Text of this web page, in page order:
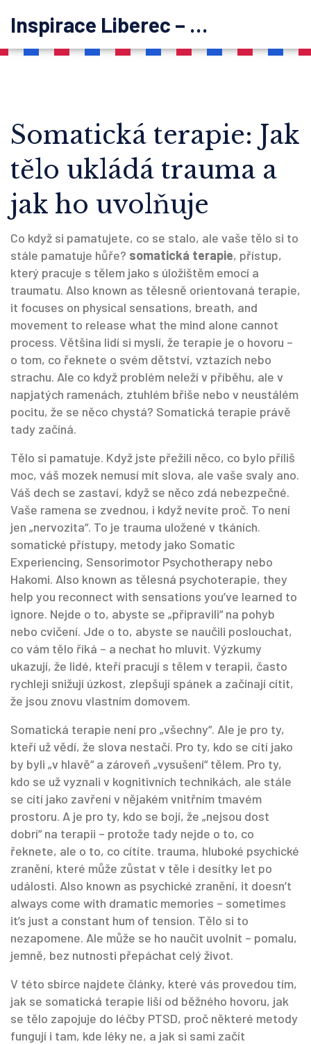
Inspirace Liberec – psychoterapie
Somatická terapie: Jak
tělo ukládá trauma a
jak ho uvolňuje
Co když si pamatujete, co se stalo, ale vaše tělo si to
stále pamatuje hůře? somatická terapie, přístup,
který pracuje s tělem jako s úložištěm emocí a
traumatu. Also known as tělesně orientovaná terapie,
it focuses on physical sensations, breath, and
movement to release what the mind alone cannot
process. Většina lidí si myslí, že terapie je o hovoru –
o tom, co řeknete o svém dětství, vztazích nebo
strachu. Ale co když problém neleží v příběhu, ale v
napjatých ramenách, ztuhlém břiše nebo v neustálém
pocitu, že se něco chystá? Somatická terapie právě
tady začíná.
Tělo si pamatuje. Když jste přežili něco, co bylo příliš
moc, váš mozek nemusí mít slova, ale vaše svaly ano.
Váš dech se zastaví, když se něco zdá nebezpečné.
Vaše ramena se zvednou, i když nevíte proč. To není
jen „nervozita“. To je trauma uložené v tkáních.
somatické přístupy, metody jako Somatic
Experiencing, Sensorimotor Psychotherapy nebo
Hakomi. Also known as tělesná psychoterapie, they
help you reconnect with sensations you’ve learned to
ignore. Nejde o to, abyste se „připravili“ na pohyb
nebo cvičení. Jde o to, abyste se naučili poslouchat,
co vám tělo říká – a nechat ho mluvit. Výzkumy
ukazují, že lidé, kteří pracují s tělem v terapii, často
rychleji snižují úzkost, zlepšují spánek a začínají cítit,
že jsou znovu vlastním domovem.
Somatická terapie není pro „všechny“. Ale je pro ty,
kteří už vědí, že slova nestačí. Pro ty, kdo se cítí jako
by byli „v hlavě“ a zároveň „vysušení“ tělem. Pro ty,
kdo se už vyznali v kognitivních technikách, ale stále
se cítí jako zavření v nějakém vnitřním tmavém
prostoru. A je pro ty, kdo se bojí, že „nejsou dost
dobrí“ na terapii – protože tady nejde o to, co
řeknete, ale o to, co cítíte. trauma, hluboké psychické
zranění, které může zůstat v těle i desítky let po
události. Also known as psychické zranění, it doesn’t
always come with dramatic memories – sometimes
it’s just a constant hum of tension. Tělo si to
nezapomene. Ale může se ho naučit uvolnit – pomalu,
jemně, bez nutnosti přepáchat celý život.
V této sbírce najdete články, které vás provedou tím,
jak se somatická terapie liší od běžného hovoru, jak
se tělo zapojuje do léčby PTSD, proč některé metody
fungují i tam, kde léky ne, a jak si sami začít